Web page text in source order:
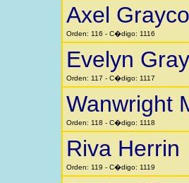
Axel
Orden: 116 - C�digo: 1116
Evelyn
Orden: 117 - C�digo: 1117
Wanwright
Orden: 118 - C�digo: 1118
Riva Herrin
Orden: 119 - C�digo: 1119